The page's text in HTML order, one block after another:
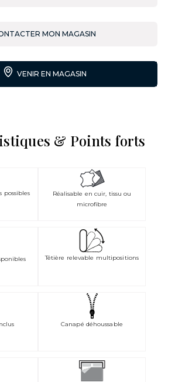
MON MAGASIN
VENIR EN MAGASIN
& Points forts
possibles
Réalisable en cuir, tissu ou
microfibre
Têtière relevable multipositions
Canapé déhoussable